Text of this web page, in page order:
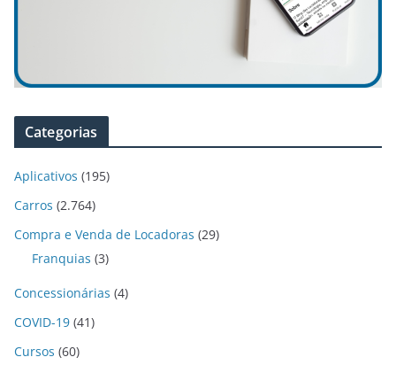
Categorias
Aplicativos (195)
Carros (2.764)
Compra e Venda de Locadoras (29)
Franquias (3)
Concessionárias (4)
COVID-19 (41)
Cursos (60)